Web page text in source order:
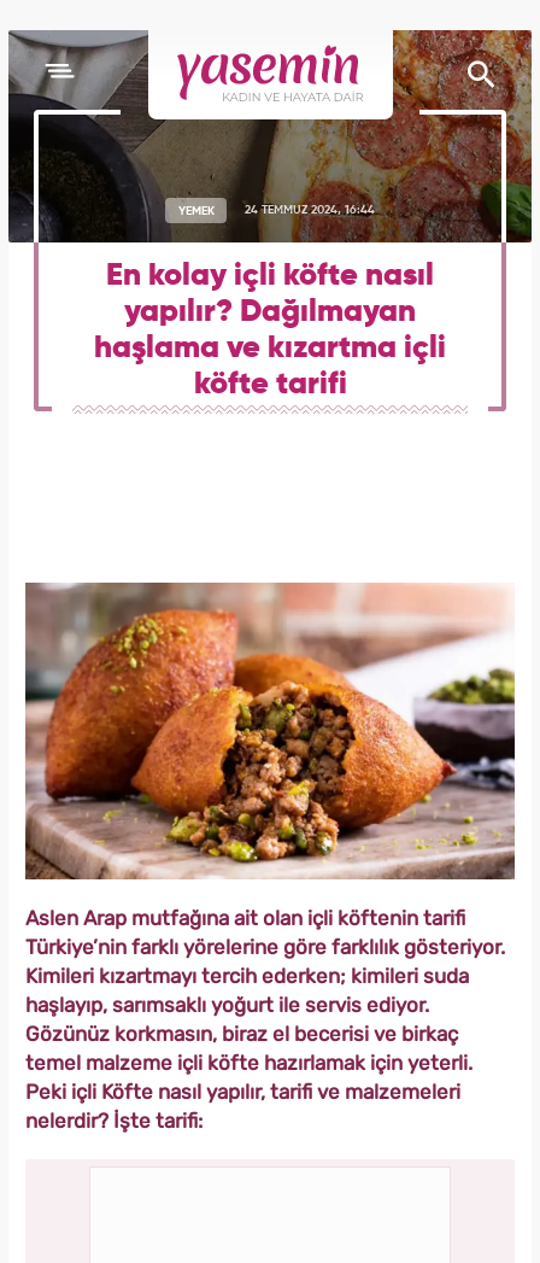
YEMEK 24 TEMMUZ 2024, 16:44
En kolay içli köfte nasıl
yapılır? Dağılmayan
haşlama ve kızartma içli
köfte tarifi
Aslen Arap mutfağına ait olan içli köftenin tarifi
Türkiye’nin farklı yörelerine göre farklılık gösteriyor.
Kimileri kızartmayı tercih ederken; kimileri suda
haşlayıp, sarımsaklı yoğurt ile servis ediyor.
Gözünüz korkmasın, biraz el becerisi ve birkaç
temel malzeme içli köfte hazırlamak için yeterli.
Peki içli Köfte nasıl yapılır, tarifi ve malzemeleri
nelerdir? İşte tarifi: